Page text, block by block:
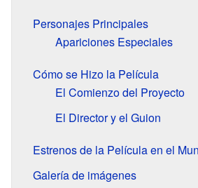
Personajes Principales
Apariciones Especiales
Cómo se Hizo la Película
El Comienzo del Proyecto
El Director y el Guion
Estrenos de la Película en el
Galería de imágenes